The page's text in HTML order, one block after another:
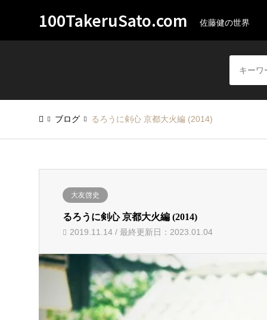
100TakeruSato.com 佐藤健の世界
ブログ るろうに剣心 京都大火編 (2014)
大友啓史
るろうに剣心 京都大火編 (2014)
2019.11.14 / 最終更新日：2023.01.04